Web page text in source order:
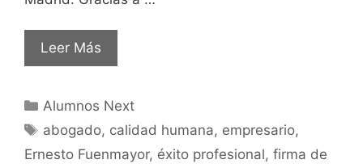
Leer Más
Alumnos Next
abogado, calidad humana, empresario,
Ernesto Fuenmayor, éxito profesional, firma de